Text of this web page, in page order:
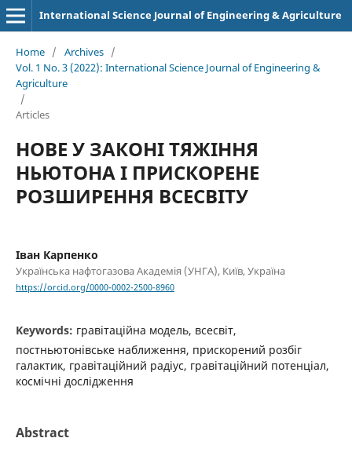
International Science Journal of Engineering & Agriculture
Home / Archives /
Vol. 1 No. 3 (2022): International Science Journal of Engineering &
Agriculture
/
Articles
НОВЕ У ЗАКОНІ ТЯЖІННЯ
НЬЮТОНА І ПРИСКОРЕНЕ
РОЗШИРЕННЯ ВСЕСВІТУ
Іван Карпенко
Українська нафтогазова Академія (УНГА), Київ, Україна
https://orcid.org/0000-0002-2500-8960
Keywords: гравітаційна модель, всесвіт,
постньютонівське наближення, прискорений розбіг
галактик, гравітаційний радіус, гравітаційний потенціал,
космічні дослідження
Abstract